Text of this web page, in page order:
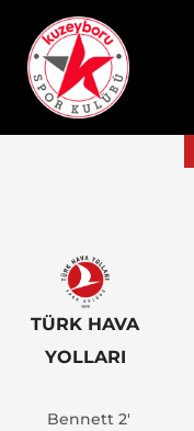
TÜRK HAVA
YOLLARI
Bennett 2'